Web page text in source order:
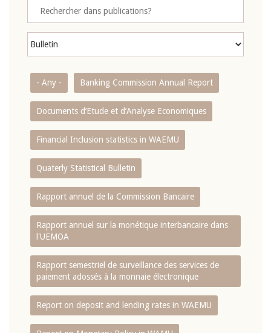
- Any - Banking Commission Annual Report
Documents d’Etude et d’Analyse Economiques
Financial Inclusion statistics in WAEMU
Quaterly Statistical Bulletin
Rapport annuel de la Commission Bancaire
Rapport annuel sur la monétique interbancaire dans
l'UEMOA
Rapport semestriel de surveillance des services de
paiement adossés à la monnaie électronique
Report on deposit and lending rates in WAEMU